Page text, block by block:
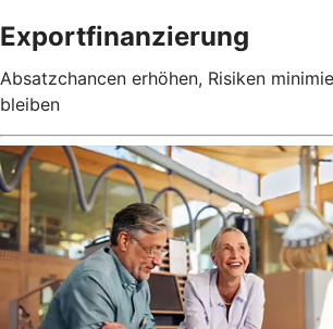
Exportfinanzierung
Absatzchancen erhöhen, Risiken
bleiben